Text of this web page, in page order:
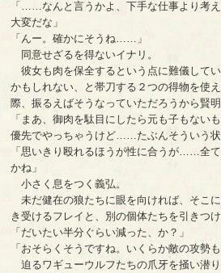
「……なんと言うかよ、下手な仕事より考
大変だな」
「んー。確かにそうね……」
同意せざるを得ないイナリ。
彼女も肉を保全するという点に難儀して
かもしれない、と帯刀する２つの得物を使
際、振るえばそうなっていただろうから賢明
「まあ、御肉を駄目にしたら元も子もない
優先でやっちゃうけど……たぶんそういう状
「思いきり殴れるほうが性に合うが……全
かね」
小さく息をつく義弘。
未だ健在の狼たちに眼を向ければ、そこ
き受けるフレイと、別の個体たちを引きつ
「だいたい半分ぐらい減った、か？」
「おそらくそうですね。いくらか敵の攻勢
迫るワギューウルフたちの爪牙を掻い潜